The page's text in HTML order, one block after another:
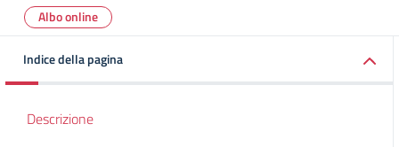
Albo online
Indice della pagina
Descrizione